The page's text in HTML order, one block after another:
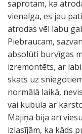
saprotam, ka
vienalga, es jau
atrodas vēl labu
Piebraucam,
absolūti burvīgas
izremontēts, ar
skats uz
normālā laikā,
vai kubula ar
Mājiņā bija arī
izlasījām, ka kāds